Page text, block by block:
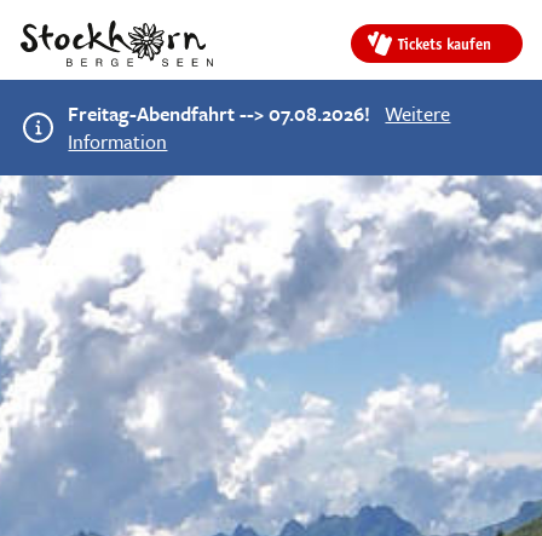
Tickets kaufen
Freitag-Abendfahrt --> 07.08.2026! Weitere
Information